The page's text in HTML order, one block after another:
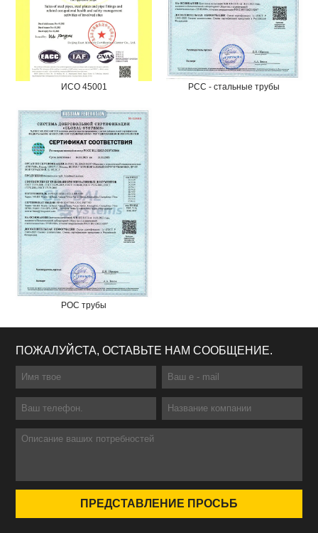
ИСО 45001 РСС - стальные трубы
РОС трубы
ПОЖАЛУЙСТА, ОСТАВЬТЕ НАМ СООБЩЕНИЕ.